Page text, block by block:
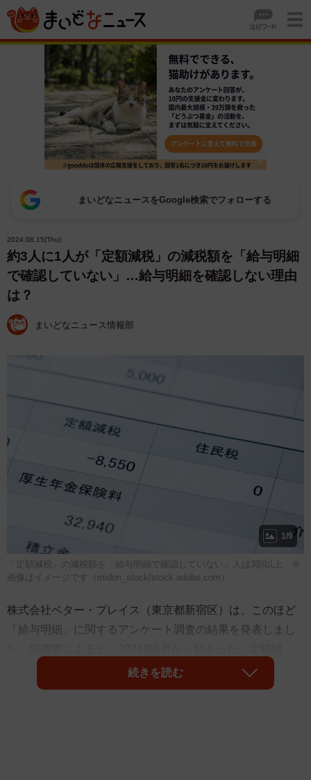
まいどなニュースをGoogle検索でフォローする
2024.08.15(Thu)
約3人に1人が「定額減税」の減税額を「給与明細
で確認していない」…給与明細を確認しない理由
は？
まいどなニュース情報部
1/9
「定額減税」の減税額を「給与明細で確認していない」人は3割以上 ※
画像はイメージです（midori_stock/stock.adobe.com）
株式会社ベター・プレイス（東京都新宿区）は、このほど
「給与明細」に関するアンケート調査の結果を発表しまし
税」の減税額を「給与明細で確認していない」人は3割以上
であることが分かりました。また、給与明細を確認しない
続きを読む